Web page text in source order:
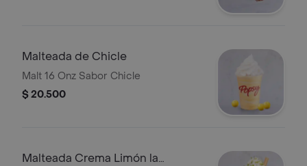
Malteada de Chicle
Malt 16 Onz Sabor Chicle
$ 20.500
Malteada Crema Limón la